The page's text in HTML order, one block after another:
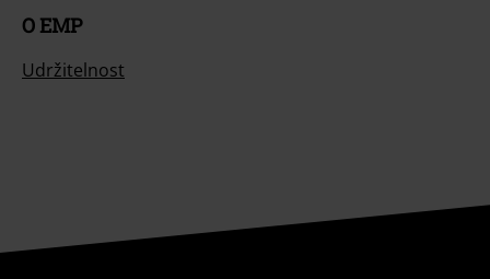
Způsoby platby
Objednejte si dárkový poukaz